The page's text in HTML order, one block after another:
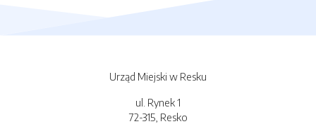
Urząd Miejski w Resku
ul. Rynek 1
72-315, Resko